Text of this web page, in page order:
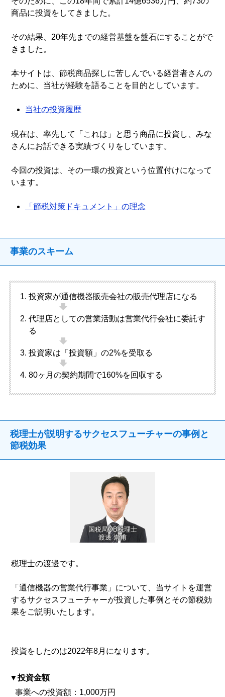
商品に投資をしてきました。
その結果、20年先までの経営基盤を盤石にすることがで
きました。
本サイトは、節税商品探しに苦しんでいる経営者さんの
ために、当社が経験を語ることを目的としています。
当社の投資履歴
現在は、率先して「これは」と思う商品に投資し、みな
さんにお話できる実績づくりをしています。
今回の投資は、その一環の投資という位置付けになって
います。
「節税対策ドキュメント」の理念
事業のスキーム
投資家が通信機器販売会社の販売代理店になる
代理店としての営業活動は営業代行会社に委託す
る
投資家は「投資額」の2%を受取る
80ヶ月の契約期間で160%を回収する
税理士が説明するサクセスフューチャーの事例と
節税効果
国税局OB税理士
渡邊 崇甫
税理士の渡邊です。
「通信機器の営業代行事業」について、当サイトを運営
するサクセスフューチャーが投資した事例とその節税効
果をご説明いたします。
投資をしたのは2022年8月になります。
投資金額
事業への投資額：1,000万円